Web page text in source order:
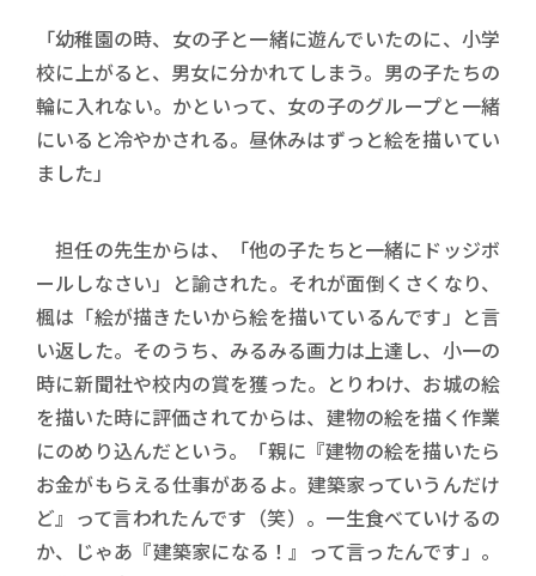
「幼稚園の時、女の子と一緒に遊んでいたのに、小学
校に上がると、男女に分かれてしまう。男の子たちの
輪に入れない。かといって、女の子のグループと一緒
にいると冷やかされる。昼休みはずっと絵を描いてい
ました」
担任の先生からは、「他の子たちと一緒にドッジボ
ールしなさい」と諭された。それが面倒くさくなり、
楓は「絵が描きたいから絵を描いているんです」と言
い返した。そのうち、みるみる画力は上達し、小一の
時に新聞社や校内の賞を獲った。とりわけ、お城の絵
を描いた時に評価されてからは、建物の絵を描く作業
にのめり込んだという。「親に『建物の絵を描いたら
お金がもらえる仕事があるよ。建築家っていうんだけ
ど』って言われたんです（笑）。一生食べていけるの
か、じゃあ『建築家になる！』って言ったんです」。